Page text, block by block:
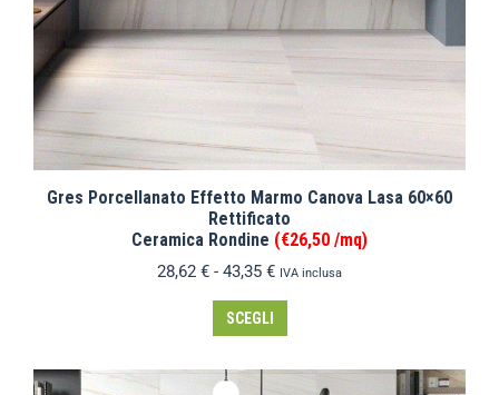
Gres Porcellanato Effetto Marmo Canova Lasa 60×60
Rettificato
Ceramica Rondine (€26,50 /mq)
28,62 € - 43,35 € IVA inclusa
SCEGLI